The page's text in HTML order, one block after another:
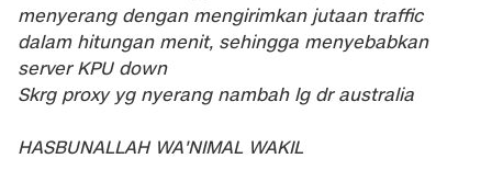
menyerang dengan mengirimkan jutaan traffic
dalam hitungan menit, sehingga menyebabkan
server KPU down
Skrg proxy yg nyerang nambah lg dr australia
HASBUNALLAH WA'NIMAL WAKIL